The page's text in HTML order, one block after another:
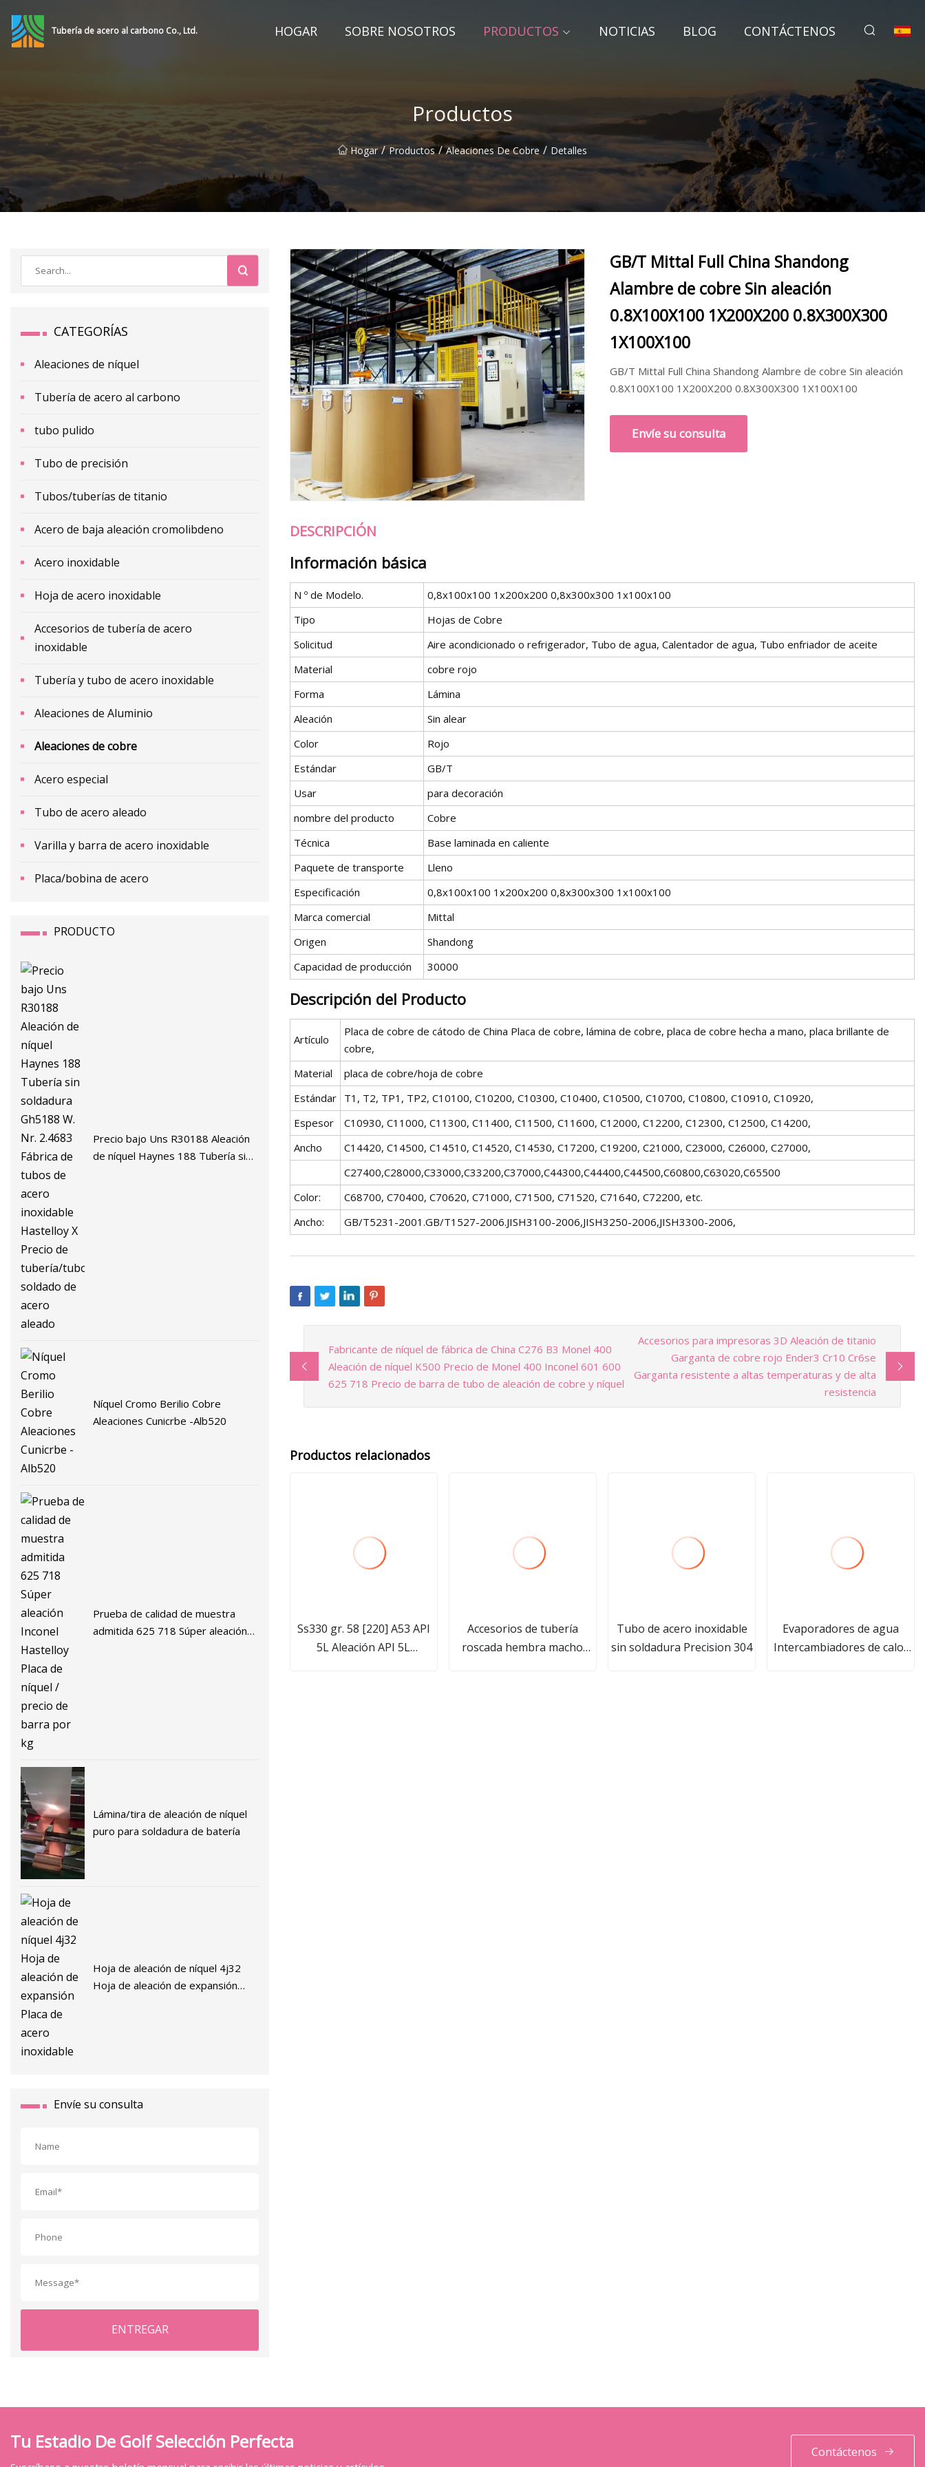
Tubería de acero al carbono Co., Ltd. HOGAR SOBRE NOSOTROS PRODUCTOS NOTICIAS BLOG CONTÁCTENOS
Productos
Hogar / Productos / Aleaciones De Cobre / Detalles
CATEGORÍAS
Aleaciones de níquel
Tubería de acero al carbono
tubo pulido
Tubo de precisión
Tubos/tuberías de titanio
Acero de baja aleación cromolibdeno
Acero inoxidable
Hoja de acero inoxidable
Accesorios de tubería de acero
inoxidable
Tubería y tubo de acero inoxidable
Aleaciones de Aluminio
Aleaciones de cobre
Acero especial
Tubo de acero aleado
Varilla y barra de acero inoxidable
Placa/bobina de acero
PRODUCTO
Precio bajo Uns R30188 Aleación
de níquel Haynes 188 Tubería sin
Níquel Cromo Berilio Cobre
Aleaciones Cunicrbe -Alb520
Prueba de calidad de muestra
admitida 625 718 Súper aleación
Lámina/tira de aleación de níquel
puro para soldadura de batería
Hoja de aleación de níquel 4j32
Hoja de aleación de expansión
Envíe su consulta
ENTREGAR
GB/T Mittal Full China Shandong
Alambre de cobre Sin aleación
0.8X100X100 1X200X200 0.8X300X300
1X100X100
GB/T Mittal Full China Shandong Alambre de cobre Sin aleación
0.8X100X100 1X200X200 0.8X300X300 1X100X100
Envíe su consulta
DESCRIPCIÓN
Información básica
N º de Modelo.
0,8x100x100 1x200x200 0,8x300x300 1x100x100
Tipo
Hojas de Cobre
Solicitud
Aire acondicionado o refrigerador, Tubo de agua, Calentador de agua, Tubo enfriador de aceite
Material
cobre rojo
Forma
Lámina
Aleación
Sin alear
Color
Rojo
Estándar
GB/T
Usar
para decoración
nombre del producto
Cobre
Técnica
Base laminada en caliente
Paquete de transporte
Lleno
Especificación
0,8x100x100 1x200x200 0,8x300x300 1x100x100
Marca comercial
Mittal
Origen
Shandong
Capacidad de producción
30000
Descripción del Producto
Artículo
Placa de cobre de cátodo de China Placa de cobre, lámina de cobre, placa de cobre hecha a mano, placa brillante de
cobre,
Material
placa de cobre/hoja de cobre
Estándar T1, T2, TP1, TP2, C10100, C10200, C10300, C10400, C10500, C10700, C10800, C10910, C10920,
Espesor
C10930, C11000, C11300, C11400, C11500, C11600, C12000, C12200, C12300, C12500, C14200,
Ancho
C14420, C14500, C14510, C14520, C14530, C17200, C19200, C21000, C23000, C26000, C27000,
C27400,C28000,C33000,C33200,C37000,C44300,C44400,C44500,C60800,C63020,C65500
Color:
C68700, C70400, C70620, C71000, C71500, C71520, C71640, C72200, etc.
Ancho:
GB/T5231-2001.GB/T1527-2006.JISH3100-2006,JISH3250-2006,JISH3300-2006,
Fabricante de níquel de fábrica de China C276 B3 Monel 400
Aleación de níquel K500 Precio de Monel 400 Inconel 601 600
625 718 Precio de barra de tubo de aleación de cobre y níquel
Accesorios para impresoras 3D Aleación de titanio
Garganta de cobre rojo Ender3 Cr10 Cr6se
Garganta resistente a altas temperaturas y de alta
resistencia
Productos relacionados
Ss330 gr. 58 [220] A53 API
5L Aleación API 5L
Accesorios de tubería
roscada hembra macho
Tubo de acero inoxidable
sin soldadura Precision 304
Evaporadores de agua
Intercambiadores de calor
Tu Estadio De Golf Selección Perfecta Contáctenos